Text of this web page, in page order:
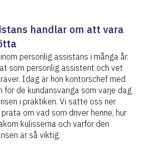
handlar om att vara
personlig assistans i många år.
som personlig assistent och vet
Idag är hon kontorschef med
för de kundansvariga som varje dag
i praktiken. Vi satte oss ner
om vad som driver henne, hur
kulisserna och varför den
är så viktig.